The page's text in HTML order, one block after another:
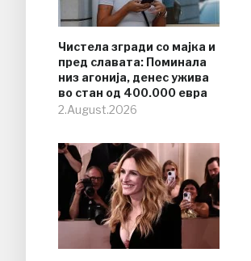
Чистела згради со мајка и
пред славата: Поминала
низ агонија, денес ужива
во стан од 400.000 евра
2.August.2026